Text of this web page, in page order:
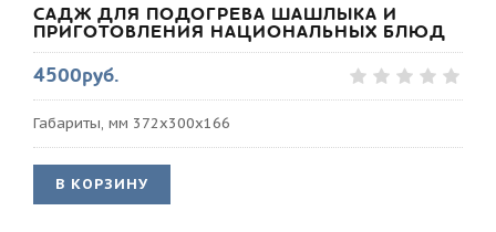
САДЖ ДЛЯ ПОДОГРЕВА ШАШЛЫКА И
ПРИГОТОВЛЕНИЯ НАЦИОНАЛЬНЫХ БЛЮД
4500руб.
Габариты, мм 372х300х166
В КОРЗИНУ